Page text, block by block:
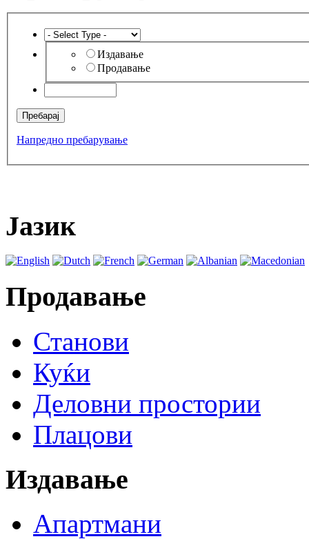
Издавање
Продавање
Напредно пребарување
Јазик
Продавање
Станови
Куќи
Деловни простории
Плацови
Издавање
Апартмани